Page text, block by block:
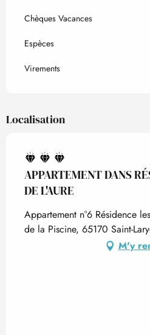
Chèques Vacances
Espèces
Virements
Localisation
APPARTEMENT DANS
DE L'AURE
Appartement n°6 Résidence
de la Piscine, 65170 Saint-
M'y